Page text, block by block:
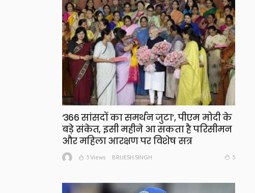
‘366 सांसदों का समर्थन जुटा’, पीएम मोदी के
बड़े संकेत, इसी महीने आ सकता है परिसीमन
और महिला आरक्षण पर विशेष सत्र
5 Views BRIJESH SINGH 5